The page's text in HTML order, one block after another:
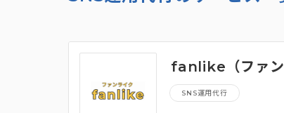
fanlike（ファン
SNS運用代行